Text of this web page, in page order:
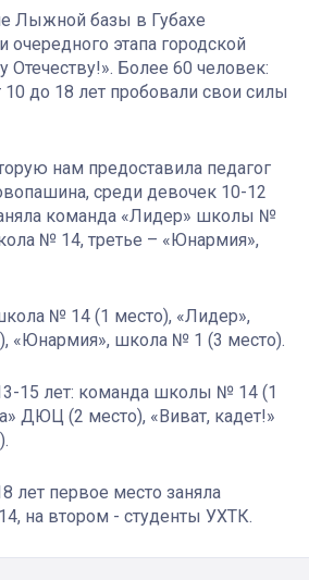
Лыжной базы в Губахе
очередного этапа городской
Отечеству!». Более 60 человек:
до 18 лет пробовали свои силы
нам предоставила педагог
среди девочек 10-12
команда «Лидер» школы №
№ 14, третье – «Юнармия»,
№ 14 (1 место), «Лидер»,
«Юнармия», школа № 1 (3 место).
15 лет: команда школы № 14 (1
ДЮЦ (2 место), «Виват, кадет!»
лет первое место заняла
на втором - студенты УХТК.